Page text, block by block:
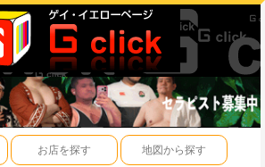
お店を探す 地図から探す